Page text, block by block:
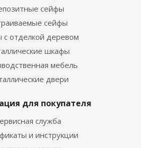
сейфы
сейфы
отделкой деревом
шкафы
мебель
двери
для покупателя
служба
и инструкции